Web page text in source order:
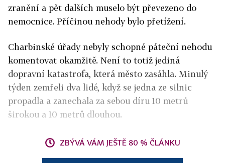
zranění a pět dalších muselo být převezeno do
nemocnice. Příčinou nehody bylo přetížení.
Charbinské úřady nebyly schopné páteční nehodu
komentovat okamžitě. Není to totiž jediná
dopravní katastrofa, která město zasáhla. Minulý
týden zemřeli dva lidé, když se jedna ze silnic
propadla a zanechala za sebou díru 10 metrů
širokou a 10 metrů dlouhou.
ZBÝVÁ VÁM JEŠTĚ 80 % ČLÁNKU